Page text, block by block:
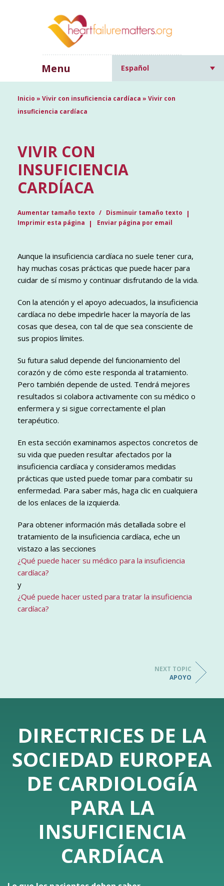
Menu Español
Inicio » Vivir con insuficiencia cardíaca » Vivir con
insuficiencia cardíaca
VIVIR CON
INSUFICIENCIA
CARDÍACA
Aumentar tamaño texto
Disminuir tamaño texto
Imprimir esta página
Enviar página por email
Aunque la insuficiencia cardíaca no suele tener cura,
hay muchas cosas prácticas que puede hacer para
cuidar de sí mismo y continuar disfrutando de la vida.
Con la atención y el apoyo adecuados, la insuficiencia
cardíaca no debe impedirle hacer la mayoría de las
cosas que desea, con tal de que sea consciente de
sus propios límites.
Su futura salud depende del funcionamiento del
corazón y de cómo este responda al tratamiento.
Pero también depende de usted. Tendrá mejores
resultados si colabora activamente con su médico o
enfermera y si sigue correctamente el plan
terapéutico.
En esta sección examinamos aspectos concretos de
su vida que pueden resultar afectados por la
insuficiencia cardíaca y consideramos medidas
prácticas que usted puede tomar para combatir su
enfermedad. Para saber más, haga clic en cualquiera
de los enlaces de la izquierda.
Para obtener información más detallada sobre el
tratamiento de la insuficiencia cardíaca, eche un
vistazo a las secciones
¿Qué puede hacer su médico para la insuficiencia
cardíaca?
y
¿Qué puede hacer usted para tratar la insuficiencia
cardíaca?
NEXT TOPIC
APOYO
DIRECTRICES DE LA
SOCIEDAD EUROPEA
DE CARDIOLOGÍA
PARA LA
INSUFICIENCIA
CARDÍACA